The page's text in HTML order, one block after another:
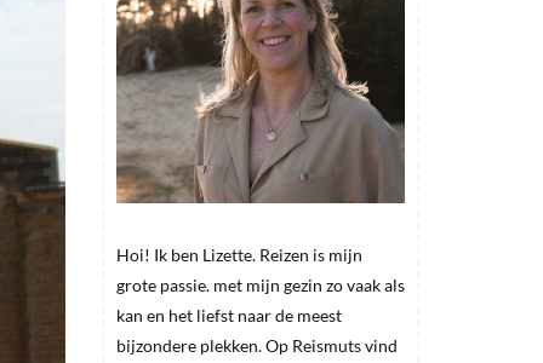
Hoi! Ik ben Lizette. Reizen is mijn
grote passie. met mijn gezin zo vaak als
kan en het liefst naar de meest
bijzondere plekken. Op Reismuts vind